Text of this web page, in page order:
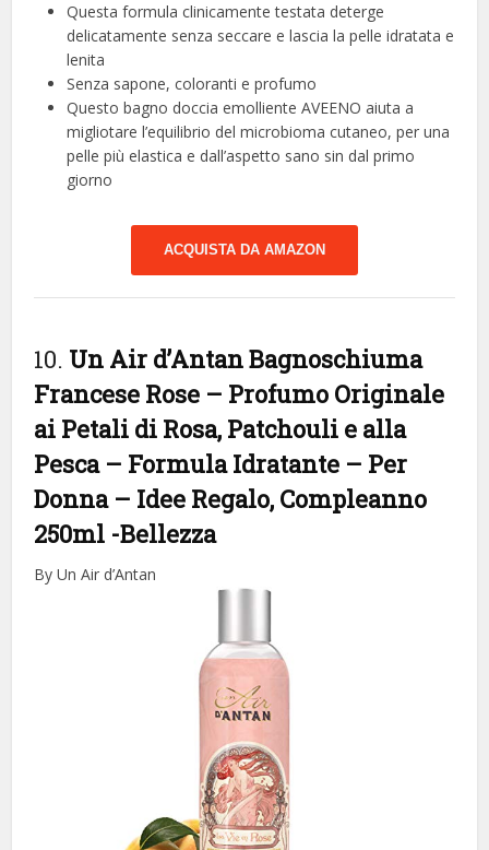
Questa formula clinicamente testata deterge
delicatamente senza seccare e lascia la pelle idratata e
lenita
Senza sapone, coloranti e profumo
Questo bagno doccia emolliente AVEENO aiuta a
migliotare l’equilibrio del microbioma cutaneo, per una
pelle più elastica e dall’aspetto sano sin dal primo
giorno
ACQUISTA DA AMAZON
10. Un Air d’Antan Bagnoschiuma
Francese Rose – Profumo Originale
ai Petali di Rosa, Patchouli e alla
Pesca – Formula Idratante – Per
Donna – Idee Regalo, Compleanno
250ml -Bellezza
By Un Air d’Antan